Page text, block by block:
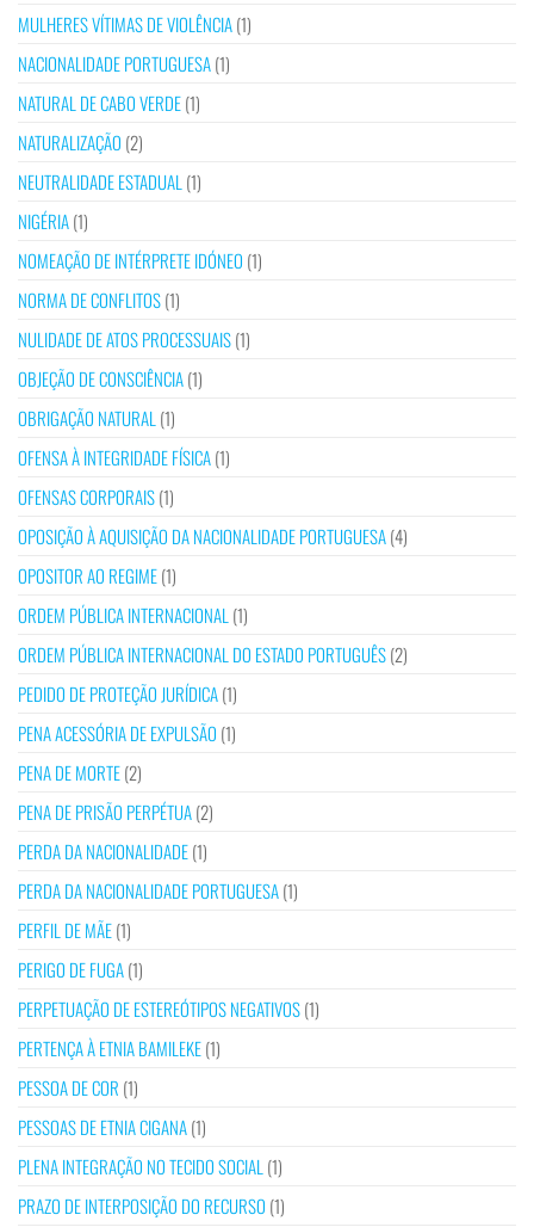
MULHERES VÍTIMAS DE VIOLÊNCIA(1)
NACIONALIDADE PORTUGUESA(1)
NATURAL DE CABO VERDE(1)
NATURALIZAÇÃO (2)
NEUTRALIDADE ESTADUAL (1)
NIGÉRIA(1)
NOMEAÇÃO DE INTÉRPRETE IDÓNEO (1)
NORMA DE CONFLITOS(1)
NULIDADE DE ATOS PROCESSUAIS(1)
OBJEÇÃO DE CONSCIÊNCIA(1)
OBRIGAÇÃO NATURAL (1)
OFENSA À INTEGRIDADE FÍSICA(1)
OFENSAS CORPORAIS(1)
OPOSIÇÃO À AQUISIÇÃO DA NACIONALIDADE PORTUGUESA(4)
OPOSITOR AO REGIME(1)
ORDEM PÚBLICA INTERNACIONAL (1)
ORDEM PÚBLICA INTERNACIONAL DO ESTADO PORTUGUÊS(2)
PEDIDO DE PROTEÇÃO JURÍDICA(1)
PENA ACESSÓRIA DE EXPULSÃO (1)
PENA DE MORTE(2)
PENA DE PRISÃO PERPÉTUA(2)
PERDA DA NACIONALIDADE(1)
PERDA DA NACIONALIDADE PORTUGUESA(1)
PERFIL DE MÃE(1)
PERIGO DE FUGA(1)
PERPETUAÇÃO DE ESTEREÓTIPOS NEGATIVOS(1)
PERTENÇA À ETNIA BAMILEKE(1)
PESSOA DE COR (1)
PESSOAS DE ETNIA CIGANA(1)
PLENA INTEGRAÇÃO NO TECIDO SOCIAL (1)
PRAZO DE INTERPOSIÇÃO DO RECURSO (1)